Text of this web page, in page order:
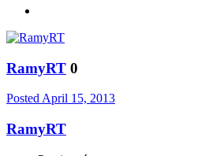
RamyRT 0
PostedApril 15, 2013
RamyRT